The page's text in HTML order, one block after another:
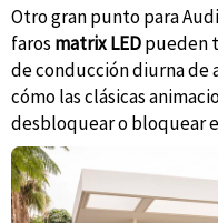
Otro gran punto para
faros matrix LEDpueden
de conducción diurna de
cómo las clásicas
desbloquear o bloquear